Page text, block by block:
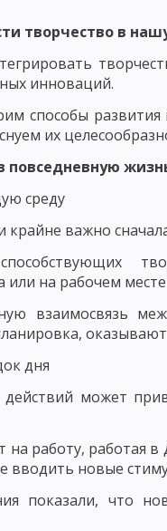
ВОСПИТАНИЕ В
ОСНОВНЫЕ ВИДЫ
И ЕЕ КРИТЕРИИ
ВЫБОР
ПРАКСЕОЛОГИЧЕСКИЙ
ОПРЕДЕЛЕНИЕ
ИССЛЕДОВАНИЯ
ИССЛЕДОВАНИЯ:
ВОПРОСОВ АНКЕТЫ
ПЕДАГОГИЧЕСКИЙ
ПРОЦЕССА
творчество в
инноваций.
способы
их
повседневную
среду
важно
или на рабочем
взаимосвязь
оказывают
дня
может
на работу, работая
вводить новые
показали,